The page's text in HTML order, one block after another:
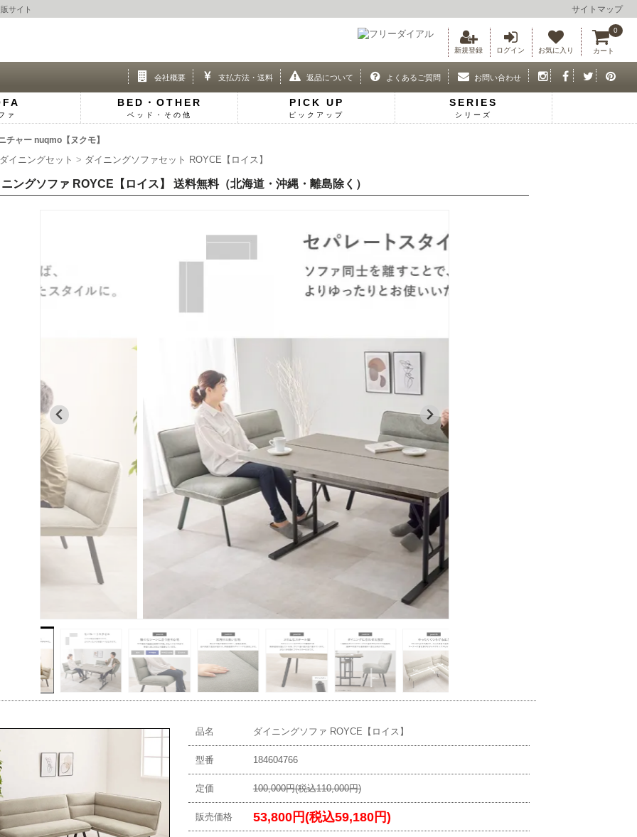
サイト サイトマップ
新規登録 ログイン お気に入り カート
0
会社概要 支払方法・送料 返品について よくあるご質問 お問い合わせ
ァ
BED・OTHER
ベッド・その他
PICK UP
ピックアップ
SERIES
シリーズ
チャー nuqmo【ヌクモ】
ダイニングセット ダイニングソファセット ROYCE【ロイス】
ングソファ ROYCE【ロイス】 送料無料（北海道・沖縄・離島除く）
品名 ダイニングソファ ROYCE【ロイス】
型番 184604766
定価 100,000円(税込110,000円)
販売価格 53,800円(税込59,180円)